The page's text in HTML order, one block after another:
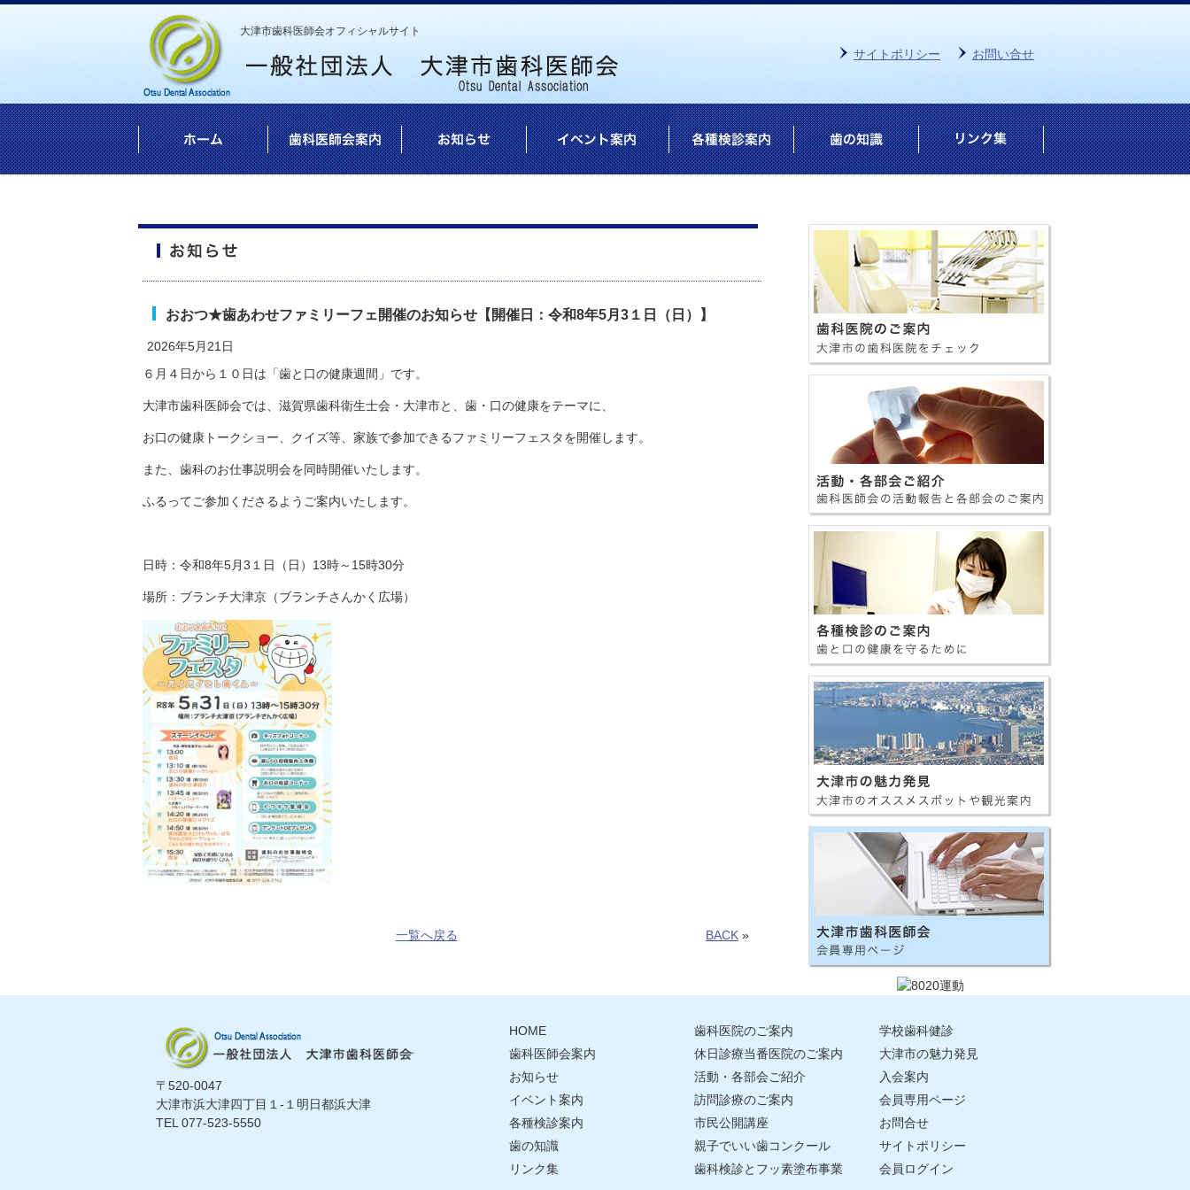
大津市歯科医師会オフィシャルサイト
サイトポリシー お問い合せ
おおつ★歯あわせファミリーフェ開催のお知らせ【開催日：令和8年5月3１日（日）】
2026年5月21日
６月４日から１０日は「歯と口の健康週間」です。
大津市歯科医師会では、滋賀県歯科衛生士会・大津市と、歯・口の健康をテーマに、
お口の健康トークショー、クイズ等、家族で参加できるファミリーフェスタを開催します。
また、歯科のお仕事説明会を同時開催いたします。
ふるってご参加くださるようご案内いたします。
日時：令和8年5月3１日（日）13時～15時30分
場所：ブランチ大津京（ブランチさんかく広場）
一覧へ戻る BACK »
〒520-0047
大津市浜大津四丁目１-１明日都浜大津
TEL 077-523-5550
HOME
歯科医師会案内
お知らせ
イベント案内
各種検診案内
歯の知識
リンク集
歯科医院のご案内
休日診療当番医院のご案内
活動・各部会ご紹介
訪問診療のご案内
市民公開講座
親子でいい歯コンクール
歯科検診とフッ素塗布事業
学校歯科健診
大津市の魅力発見
入会案内
会員専用ページ
お問合せ
サイトポリシー
会員ログイン